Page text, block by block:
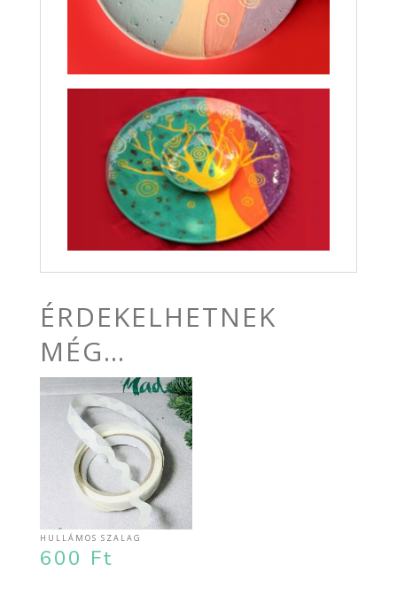
ÉRDEKELHETNEK
MÉG…
HULLÁMOS SZALAG
600 Ft